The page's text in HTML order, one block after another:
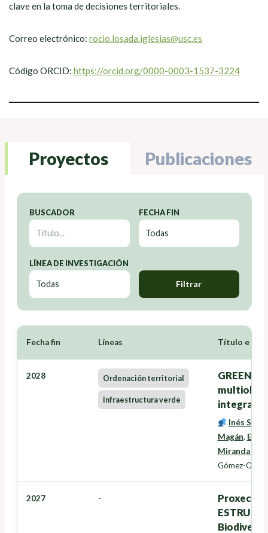
clave en la toma de decisiones territoriales.
Correo electrónico: rocio.losada.iglesias@usc.es
Código ORCID: https://orcid.org/0000-0003-1537-3224
Proyectos Publicaciones
BUSCADOR FECHA FIN
LÍNEA DE INVESTIGACIÓN
Filtrar
Fecha fin Líneas Título e
2028 Ordenación territorial
Infraestructura verde
Inés
Magán,
Miranda
Gómez-
2027 -
Proxectos